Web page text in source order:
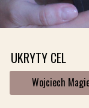
UKRYTY CEL
Wojciech